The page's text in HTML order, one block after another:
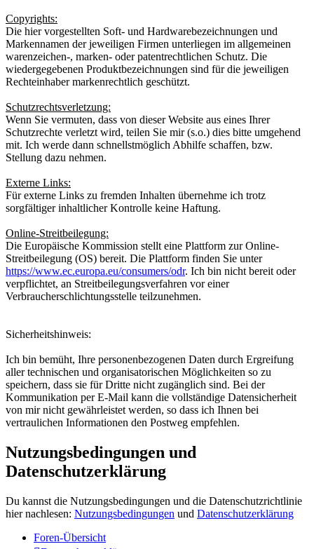
Copyrights:
Die hier vorgestellten Soft- und Hardwarebezeichnungen und
Markennamen der jeweiligen Firmen unterliegen im allgemeinen
warenzeichen-, marken- oder patentrechtlichen Schutz. Die
wiedergegebenen Produktbezeichnungen sind für die jeweiligen
Rechteinhaber markenrechtlich geschützt.
Schutzrechtsverletzung:
Wenn Sie vermuten, dass von dieser Website aus eines Ihrer
Schutzrechte verletzt wird, teilen Sie mir (s.o.) dies bitte umgehend
mit. Ich werde dann schnellstmöglich Abhilfe schaffen, bzw.
Stellung dazu nehmen.
Externe Links:
Für externe Links zu fremden Inhalten übernehme ich trotz
sorgfältiger inhaltlicher Kontrolle keine Haftung.
Online-Streitbeilegung:
Die Europäische Kommission stellt eine Plattform zur Online-
Streitbeilegung (OS) bereit. Die Plattform finden Sie unter
https://www.ec.europa.eu/consumers/odr. Ich bin nicht bereit oder
verpflichtet, an Streitbeilegungsverfahren vor einer
Verbraucherschlichtungsstelle teilzunehmen.
Sicherheitshinweis:
Ich bin bemüht, Ihre personenbezogenen Daten durch Ergreifung
aller technischen und organisatorischen Möglichkeiten so zu
speichern, dass sie für Dritte nicht zugänglich sind. Bei der
Kommunikation per E-Mail kann die vollständige Datensicherheit
von mir nicht gewährleistet werden, so dass ich Ihnen bei
vertraulichen Informationen den Postweg empfehlen.
Nutzungsbedingungen und
Datenschutzerklärung
Du kannst die Nutzungsbedingungen und die Datenschutzrichtlinie
hier nachlesen: Nutzungsbedingungen und Datenschutzerklärung
Foren-Übersicht